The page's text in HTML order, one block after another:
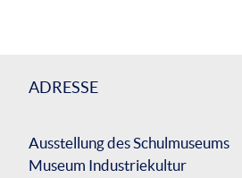
ADRESSE
Ausstellung des Schulmuseums
Museum Industriekultur